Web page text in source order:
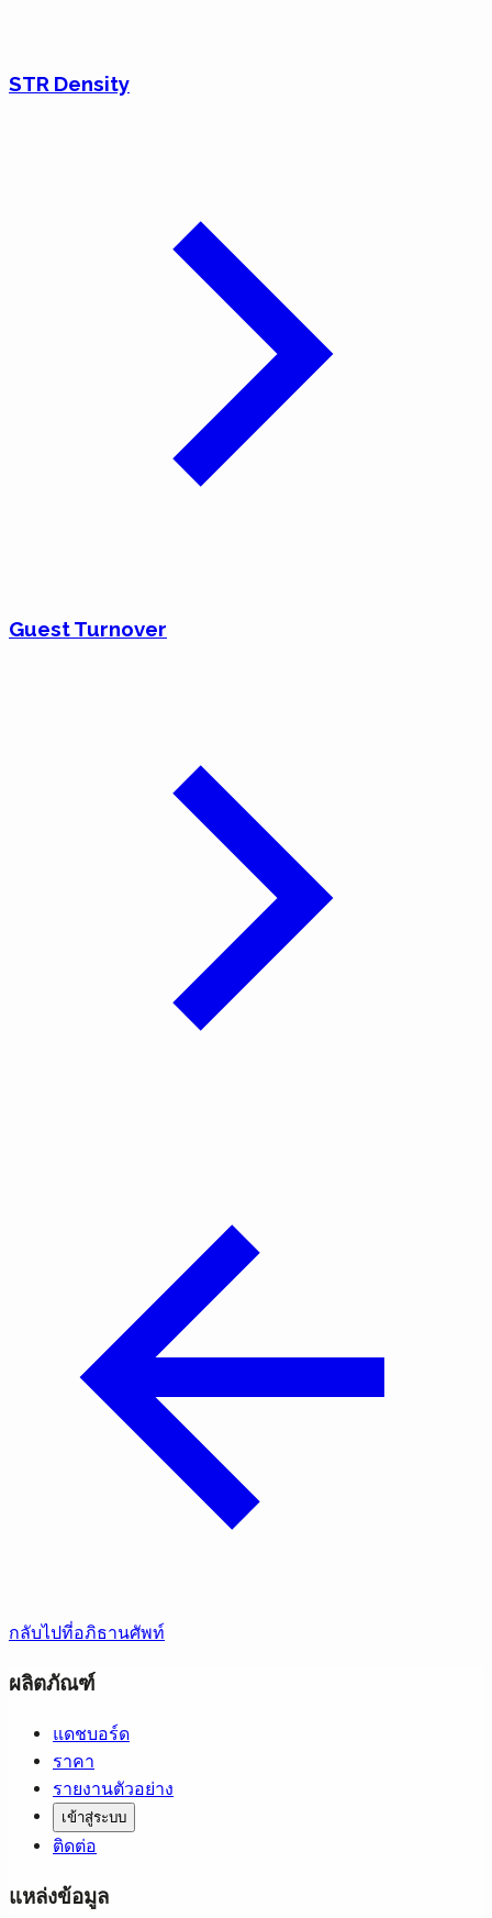
STR Density
Guest Turnover
กลับไปที่อภิธานศัพท์
ผลิตภัณฑ์
แดชบอร์ด
ราคา
รายงานตัวอย่าง
เข้าสู่ระบบ
ติดต่อ
แหล่งข้อมูล